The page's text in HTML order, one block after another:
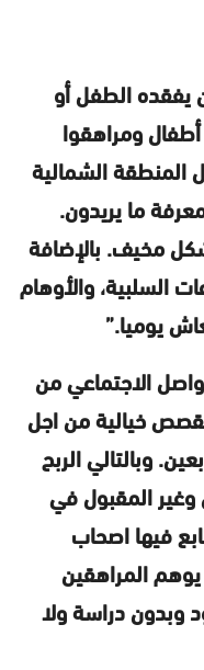
يفقده الطفل أو
ومراهقوا
المنطقة الشمالية
ما يريدون.
مخيف. بالإضافة
السلبية، والأوهام
يوميا.”
الاجتماعي من
خيالية من اجل
وبالتالي الربح
وغير المقبول في
فيها اصحاب
المراهقين
وبدون دراسة ولا